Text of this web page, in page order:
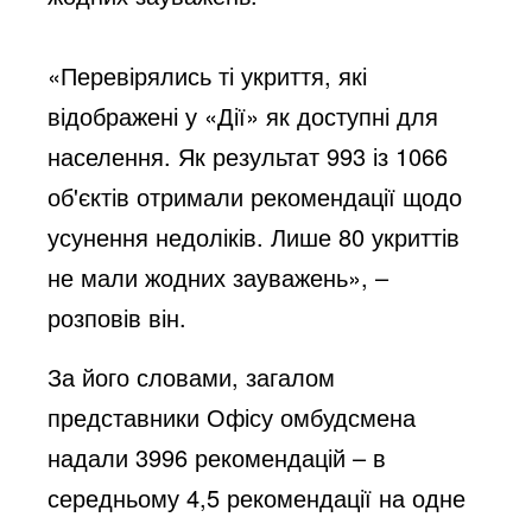
«Перевірялись ті укриття, які
відображені у «Дії» як доступні для
населення. Як результат 993 із 1066
об'єктів отримали рекомендації щодо
усунення недоліків. Лише 80 укриттів
не мали жодних зауважень», –
розповів він.
За його словами, загалом
представники Офісу омбудсмена
надали 3996 рекомендацій – в
середньому 4,5 рекомендації на одне